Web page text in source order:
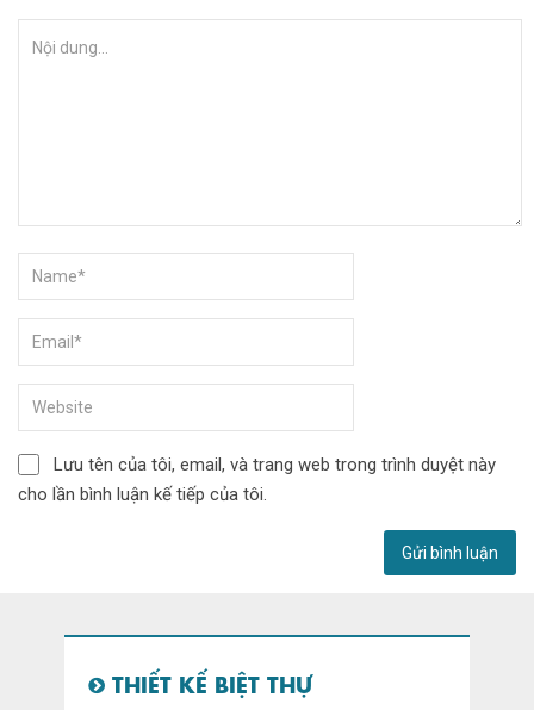
Lưu tên của tôi, email, và trang web trong trình duyệt này
cho lần bình luận kế tiếp của tôi.
THIẾT KẾ BIỆT THỰ